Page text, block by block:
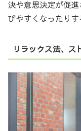
決や意思決定が促
びやすくなったりす
リラックス法、ス